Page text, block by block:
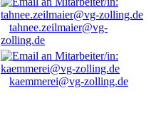
tahnee.zeilmaier@vg-
zolling.de
kaemmerei@vg-zolling.de